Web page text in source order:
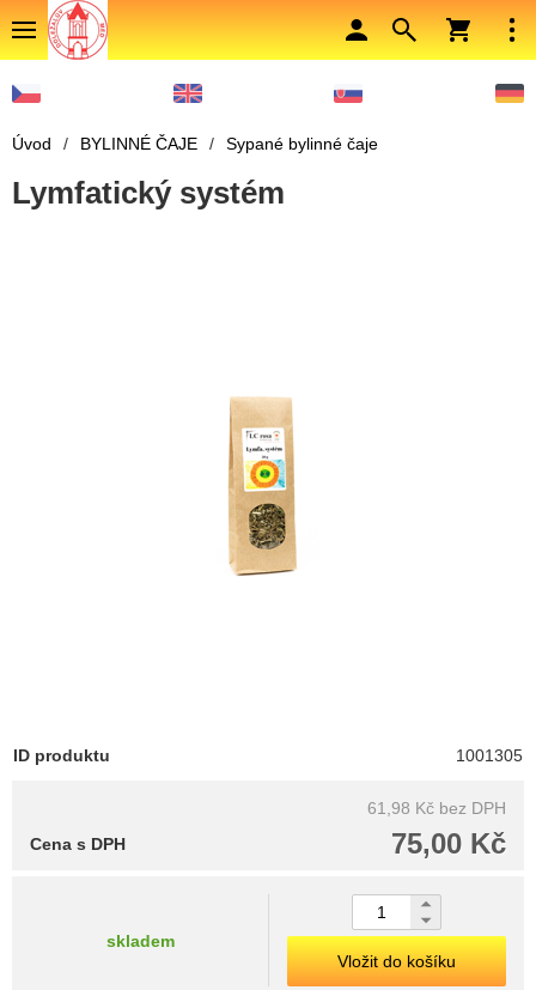
Úvod / BYLINNÉ ČAJE / Sypané bylinné čaje
Lymfatický systém
ID produktu 1001305
61,98 Kč bez DPH
75,00 Kč
Cena s DPH
skladem
Vložit do košíku